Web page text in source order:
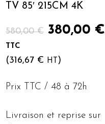
TV 85′ 215CM 4K
580,00€ Le
initial
580,00 €.
380,00 €
TTC
(316,67 € HT )
Prix TTC / 48 à 72h
Livraison et reprise sur